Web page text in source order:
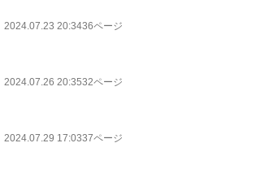
2024.07.23 20:3436ページ
2024.07.26 20:3532ページ
2024.07.29 17:0337ページ